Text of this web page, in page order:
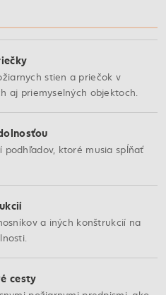
stien a priečok v
aj priemyselných objektoch.
ktoré musia spĺňať
a iných konštrukcií na
cesty